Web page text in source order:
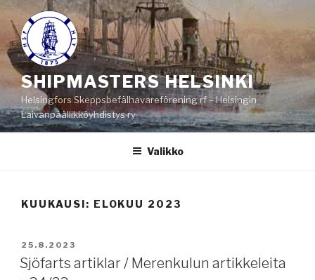
Siirry
sisältöön
SHIPMASTERS HELSINKI
Helsingfors Skeppsbefälhavareförening rf – Helsingin
Laivanpäällikköyhdistys ry
Valikko
KUUKAUSI: ELOKUU 2023
JULKAISTU
25.8.2023
Sjöfarts artiklar / Merenkulun artikkeleita